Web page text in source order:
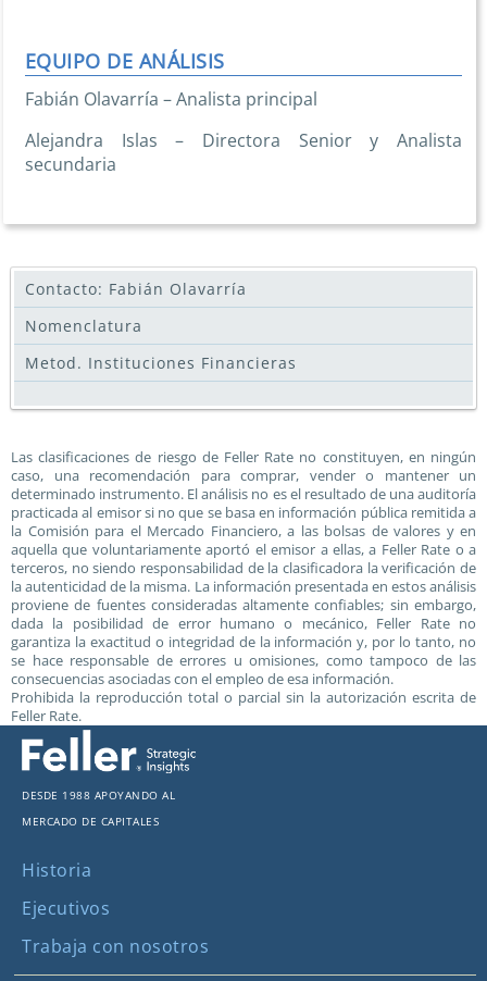
EQUIPO DE ANÁLISIS
Fabián Olavarría – Analista principal
Alejandra Islas – Directora Senior y Analista
secundaria
Contacto: Fabián Olavarría
Nomenclatura
Metod. Instituciones Financieras
Las clasificaciones de riesgo de Feller Rate no constituyen, en ningún
caso, una recomendación para comprar, vender o mantener un
determinado instrumento. El análisis no es el resultado de una auditoría
practicada al emisor si no que se basa en información pública remitida a
la Comisión para el Mercado Financiero, a las bolsas de valores y en
aquella que voluntariamente aportó el emisor a ellas, a Feller Rate o a
terceros, no siendo responsabilidad de la clasificadora la verificación de
la autenticidad de la misma. La información presentada en estos análisis
proviene de fuentes consideradas altamente confiables; sin embargo,
dada la posibilidad de error humano o mecánico, Feller Rate no
garantiza la exactitud o integridad de la información y, por lo tanto, no
se hace responsable de errores u omisiones, como tampoco de las
consecuencias asociadas con el empleo de esa información.
Prohibida la reproducción total o parcial sin la autorización escrita de
Feller Rate.
Desde 1988 apoyando al
mercado de capitales
Historia
Ejecutivos
Trabaja con nosotros